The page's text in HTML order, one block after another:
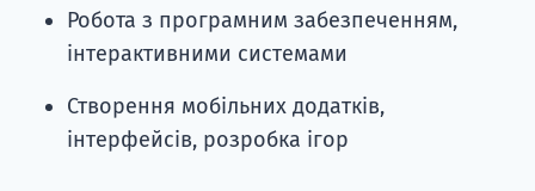
Робота з програмним забезпеченням,
інтерактивними системами
Створення мобільних додатків,
інтерфейсів, розробка ігор